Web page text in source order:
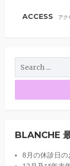
ACCESS アク
BLANCHE
8月の休診日の